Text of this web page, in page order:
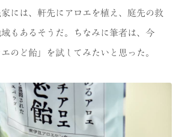
には、軒先にアロエを植え、庭先の救
もあるそうだ。ちなみに筆者は、今
のど飴」を試してみたいと思った。